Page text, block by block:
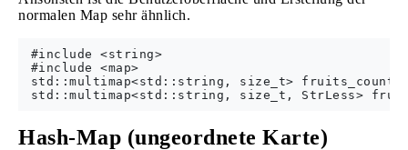
normalen Map sehr ähnlich.
#include <string>
#include <map>
std::multimap<std::string, size_t> fruits_count;
Hash-Map (ungeordnete Karte)